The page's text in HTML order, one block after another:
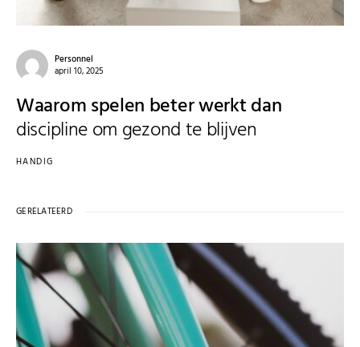
Personnel
april 10, 2025
Waarom spelen beter werkt dan
discipline om gezond te blijven
HANDIG
GERELATEERD